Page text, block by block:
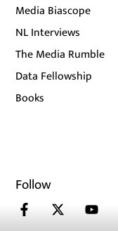
Media Biascope
NL Interviews
The Media Rumble
Data Fellowship
Books
Follow